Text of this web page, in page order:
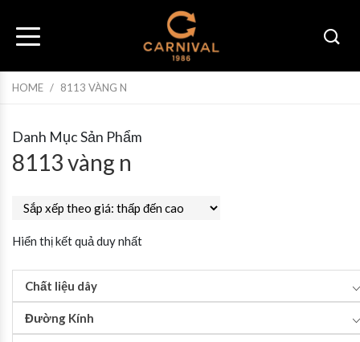
HOME / 8113 VÀNG N
Danh Mục Sản Phẩm
8113 vàng n
Hiển thị kết quả duy nhất
Chất liệu dây
Đường Kính